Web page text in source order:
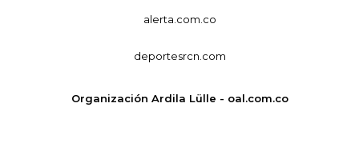
alerta.com.co
deportesrcn.com
Organización Ardila Lülle - oal.com.co